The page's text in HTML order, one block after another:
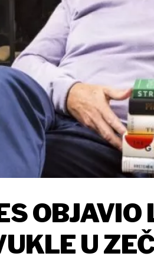
OBJAVIO
U